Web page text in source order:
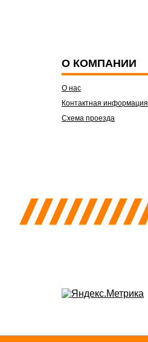
О КОМПАНИИ
О нас
Контактная информация
Схема проезда